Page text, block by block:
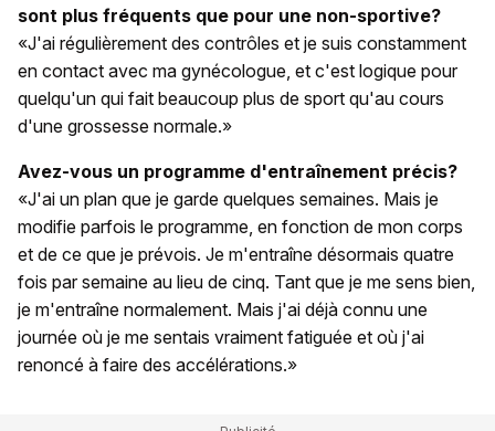
sont plus fréquents que pour une non-sportive?
«J'ai régulièrement des contrôles et je suis constamment
en contact avec ma gynécologue, et c'est logique pour
quelqu'un qui fait beaucoup plus de sport qu'au cours
d'une grossesse normale.»
Avez-vous un programme d'entraînement précis?
«J'ai un plan que je garde quelques semaines. Mais je
modifie parfois le programme, en fonction de mon corps
et de ce que je prévois. Je m'entraîne désormais quatre
fois par semaine au lieu de cinq. Tant que je me sens bien,
je m'entraîne normalement. Mais j'ai déjà connu une
journée où je me sentais vraiment fatiguée et où j'ai
renoncé à faire des accélérations.»